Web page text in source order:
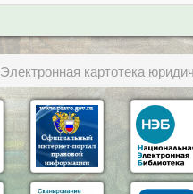
Электронная картотека